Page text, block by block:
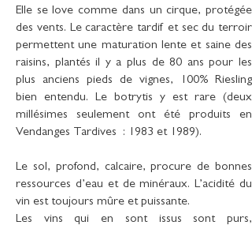
Elle se love comme dans un cirque, protégée
des vents. Le caractère tardif et sec du terroir
permettent une maturation lente et saine des
raisins, plantés il y a plus de 80 ans pour les
plus anciens pieds de vignes, 100% Riesling
bien entendu. Le botrytis y est rare (deux
millésimes seulement ont été produits en
Vendanges Tardives : 1983 et 1989).
Le sol, profond, calcaire, procure de bonnes
ressources d’eau et de minéraux. L’acidité du
vin est toujours mûre et puissante.
Les vins qui en sont issus sont purs,